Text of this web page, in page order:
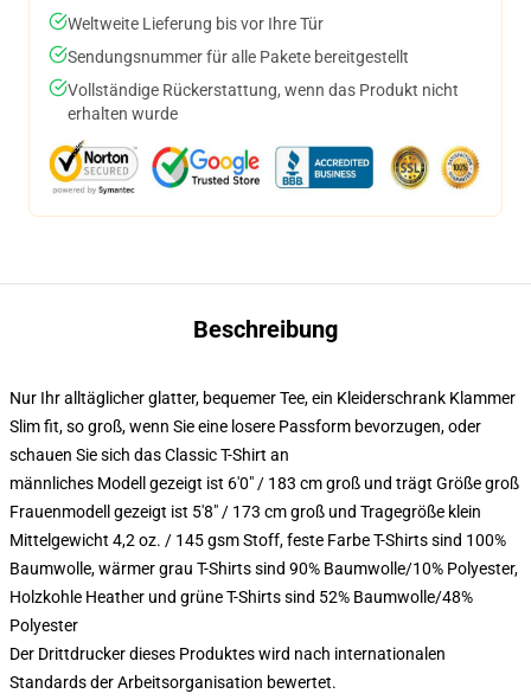
Weltweite Lieferung bis vor Ihre Tür
Sendungsnummer für alle Pakete bereitgestellt
Vollständige Rückerstattung, wenn das Produkt nicht
erhalten wurde
Beschreibung
Nur Ihr alltäglicher glatter, bequemer Tee, ein Kleiderschrank Klammer
Slim fit, so groß, wenn Sie eine losere Passform bevorzugen, oder
schauen Sie sich das Classic T-Shirt an
männliches Modell gezeigt ist 6'0" / 183 cm groß und trägt Größe groß
Frauenmodell gezeigt ist 5'8" / 173 cm groß und Tragegröße klein
Mittelgewicht 4,2 oz. / 145 gsm Stoff, feste Farbe T-Shirts sind 100%
Baumwolle, wärmer grau T-Shirts sind 90% Baumwolle/10% Polyester,
Holzkohle Heather und grüne T-Shirts sind 52% Baumwolle/48%
Polyester
Der Drittdrucker dieses Produktes wird nach internationalen
Standards der Arbeitsorganisation bewertet.